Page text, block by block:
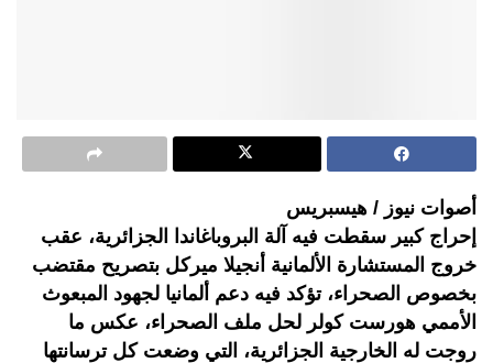
أصوات نيوز / هيسبريس
إحراج كبير سقطت فيه آلة البروباغاندا الجزائرية، عقب
خروج المستشارة الألمانية أنجيلا ميركل بتصريح مقتضب
بخصوص الصحراء، تؤكد فيه دعم ألمانيا لجهود المبعوث
الأممي هورست كولر لحل ملف الصحراء، عكس ما
روجت له الخارجية الجزائرية، التي وضعت كل ترسانتها